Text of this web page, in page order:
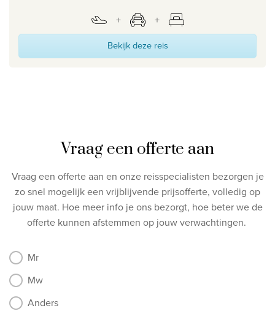
Bekijk deze reis
Vraag een offerte aan
Vraag een offerte aan en onze reisspecialisten bezorgen je
zo snel mogelijk een vrijblijvende prijsofferte, volledig op
jouw maat. Hoe meer info je ons bezorgt, hoe beter we de
offerte kunnen afstemmen op jouw verwachtingen.
Mr
Mw
Anders